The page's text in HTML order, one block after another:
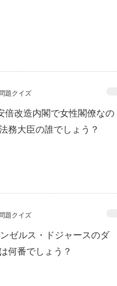
題クイズ
倍改造内閣で女性閣僚なの
務大臣の誰でしょう？
題クイズ
ゼルス・ドジャースのダ
何番でしょう？